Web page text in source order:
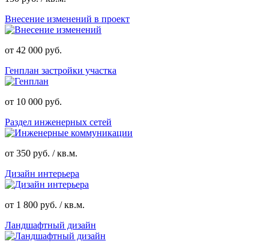
Внесение изменений в проект
от 42 000 руб.
Генплан застройки участка
от 10 000 руб.
Раздел инженерных сетей
от 350 руб. / кв.м.
Дизайн интерьера
от 1 800 руб. / кв.м.
Ландшафтный дизайн